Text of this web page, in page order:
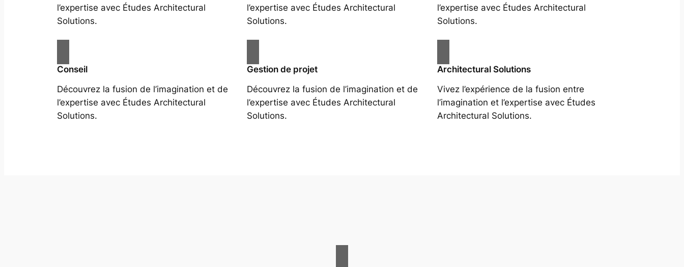
l’expertise avec Études Architectural
Solutions.
l’expertise avec Études Architectural
Solutions.
l’expertise avec Études Architectural
Solutions.
Conseil
Découvrez la fusion de l’imagination et de
l’expertise avec Études Architectural
Solutions.
Gestion de projet
Découvrez la fusion de l’imagination et de
l’expertise avec Études Architectural
Solutions.
Architectural Solutions
Vivez l’expérience de la fusion entre
l’imagination et l’expertise avec Études
Architectural Solutions.